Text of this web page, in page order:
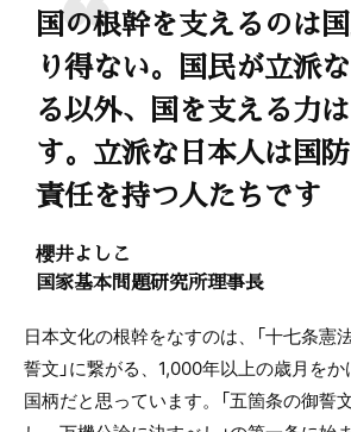
国の根幹を支えるのは
り得ない。国民が立派
る以外、国を支える力
す。立派な日本人は国
責任を持つ人たちです
櫻井よしこ
国家基本問題研究所理事長
日本文化の根幹をなすのは、「十七条憲
誓文」に繋がる、1,000年以上の歳月を
国柄だと思っています。「五箇条の御誓